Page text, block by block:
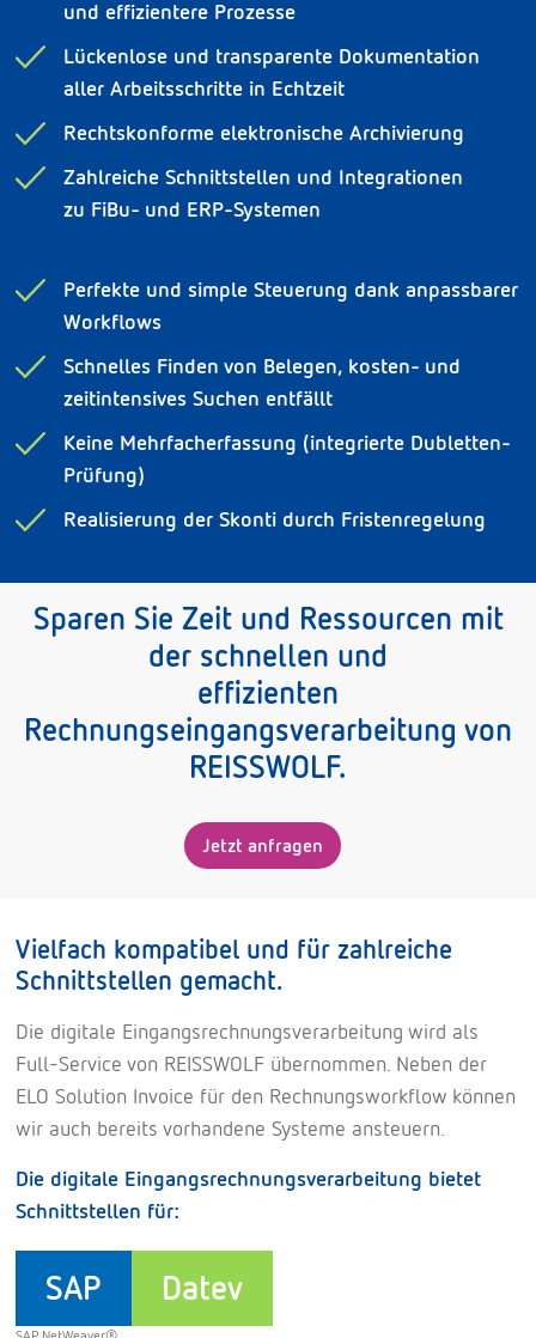
und effizientere Prozesse
Lückenlose und transparente Dokumentation
aller Arbeitsschritte in Echtzeit
Rechtskonforme elektronische Archivierung
Zahlreiche Schnittstellen und Integrationen
zu FiBu- und ERP-Systemen
Perfekte und simple Steuerung dank anpassbarer
Workflows
Schnelles Finden von Belegen, kosten- und
zeitintensives Suchen entfällt
Keine Mehrfacherfassung (integrierte Dubletten-
Prüfung)
Realisierung der Skonti durch Fristenregelung
Sparen Sie Zeit und Ressourcen mit
der schnellen und
effizienten
Rechnungseingangsverarbeitung von
REISSWOLF.
Jetzt anfragen
Vielfach kompatibel und für zahlreiche
Schnittstellen gemacht.
Die digitale Eingangsrechnungsverarbeitung wird als
Full-Service von REISSWOLF übernommen. Neben der
ELO Solution Invoice für den Rechnungsworkflow können
wir auch bereits vorhandene Systeme ansteuern.
Die digitale Eingangsrechnungsverarbeitung bietet
Schnittstellen für:
SAP Datev